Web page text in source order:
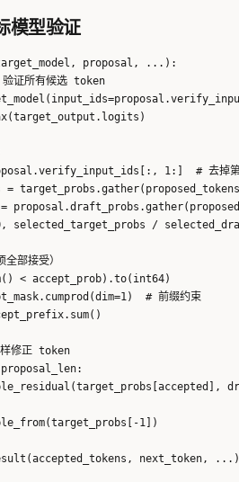
模型验证
proposal, ...):
证所有候选 token
1:]  # 去掉
=
selected_target_probs /
部接受）
< accept_prob).to(int64)
# 前缀约束
修正 token
1])